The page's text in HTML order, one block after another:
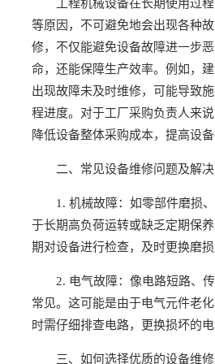
工程机械设备在长期使用过
等原因，不可避免地会出现各种
修，不仅能避免设备故障进一步
命，还能保障生产效率。例如，
出现故障未及时维修，可能导致
程进度。对于工厂采购负责人来
降低设备整体采购成本，提高设备
二、常见设备维修问题及解
1. 机械故障：如零部件磨损
于长期高负荷运转或缺乏定期保
期对设备进行检查，及时更换磨损
2. 电气故障：像电路短路、
常见。这可能是由于电气元件老
时需仔细排查电路，更换损坏的电
三、如何选择优质的设备维